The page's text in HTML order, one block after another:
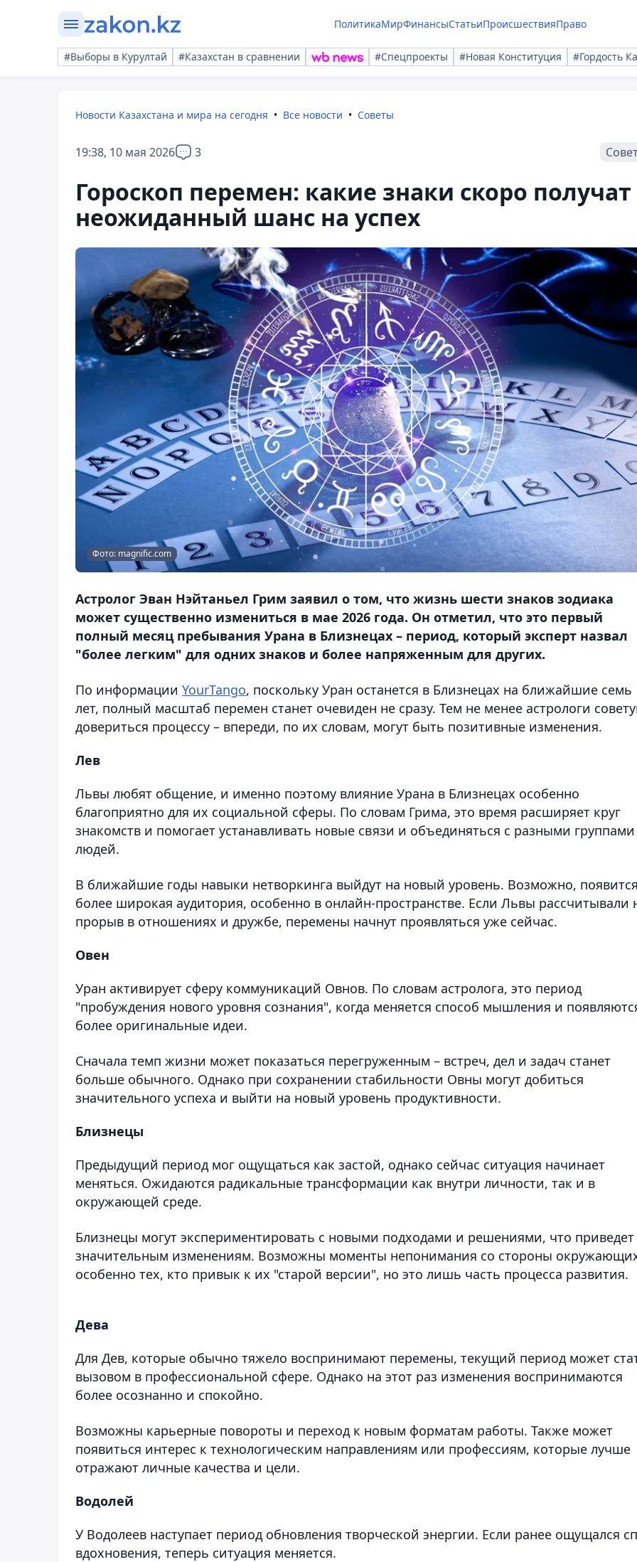
ПолитикаМирФинансыСтатьиПроисшествияПраво
#Выборы в Курултай #Казахстан в сравнении #Спецпроекты #Новая Конституция #Гордость
Новости Казахстана и мира на сегодня Все новости Советы
19:38, 10 мая 2026 3
Гороскоп перемен: какие знаки скоро получат
неожиданный шанс на успех
Фото: magnific.com
Астролог Эван Нэйтаньел Грим заявил о том, что жизнь шести знаков зодиака
может существенно измениться в мае 2026 года. Он отметил, что это первый
полный месяц пребывания Урана в Близнецах – период, который эксперт назвал
"более легким" для одних знаков и более напряженным для других.
По информации YourTango, поскольку Уран останется в Близнецах на ближайшие семь
лет, полный масштаб перемен станет очевиден не сразу. Тем не менее астрологи
довериться процессу – впереди, по их словам, могут быть позитивные изменения.
Лев
Львы любят общение, и именно поэтому влияние Урана в Близнецах особенно
благоприятно для их социальной сферы. По словам Грима, это время расширяет круг
знакомств и помогает устанавливать новые связи и объединяться с разными группами
людей.
В ближайшие годы навыки нетворкинга выйдут на новый уровень. Возможно,
более широкая аудитория, особенно в онлайн-пространстве. Если Львы рассчитывали
прорыв в отношениях и дружбе, перемены начнут проявляться уже сейчас.
Овен
Уран активирует сферу коммуникаций Овнов. По словам астролога, это период
"пробуждения нового уровня сознания", когда меняется способ мышления и
более оригинальные идеи.
Сначала темп жизни может показаться перегруженным – встреч, дел и задач станет
больше обычного. Однако при сохранении стабильности Овны могут добиться
значительного успеха и выйти на новый уровень продуктивности.
Близнецы
Предыдущий период мог ощущаться как застой, однако сейчас ситуация начинает
меняться. Ожидаются радикальные трансформации как внутри личности, так и в
окружающей среде.
Близнецы могут экспериментировать с новыми подходами и решениями, что приведет
значительным изменениям. Возможны моменты непонимания со стороны
особенно тех, кто привык к их "старой версии", но это лишь часть процесса развития.
Дева
Для Дев, которые обычно тяжело воспринимают перемены, текущий период может
вызовом в профессиональной сфере. Однако на этот раз изменения воспринимаются
более осознанно и спокойно.
Возможны карьерные повороты и переход к новым форматам работы. Также может
появиться интерес к технологическим направлениям или профессиям, которые лучше
отражают личные качества и цели.
Водолей
У Водолеев наступает период обновления творческой энергии. Если ранее ощущался
вдохновения, теперь ситуация меняется.